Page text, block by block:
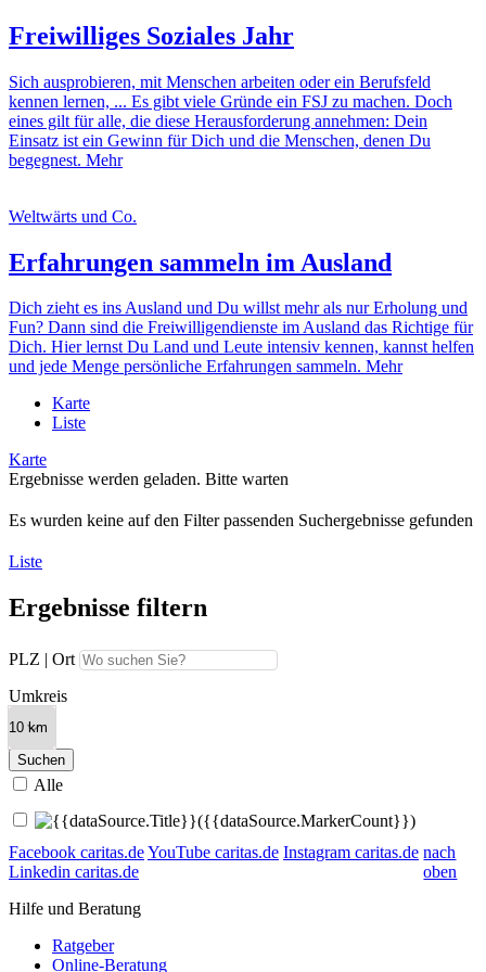
Freiwilliges Soziales Jahr
Sich ausprobieren, mit Menschen arbeiten oder ein Berufsfeld
kennen lernen, ... Es gibt viele Gründe ein FSJ zu machen. Doch
eines gilt für alle, die diese Herausforderung annehmen: Dein
Einsatz ist ein Gewinn für Dich und die Menschen, denen Du
begegnest. Mehr
Weltwärts und Co.
Erfahrungen sammeln im Ausland
Dich zieht es ins Ausland und Du willst mehr als nur Erholung und
Fun? Dann sind die Freiwilligendienste im Ausland das Richtige für
Dich. Hier lernst Du Land und Leute intensiv kennen, kannst helfen
und jede Menge persönliche Erfahrungen sammeln. Mehr
Karte
Liste
Karte
Ergebnisse werden geladen. Bitte warten
Es wurden keine auf den Filter passenden Suchergebnisse gefunden
Liste
Es wurden keine auf den Filter passenden Suchergebnisse gefunden
In Karte anzeigen
Ergebnisse filtern
PLZ | Ort
Umkreis
Suchen
Alle
{{dataSource.Title}}({{dataSource.MarkerCount}})
Facebook caritas.deYouTube caritas.de Instagram caritas.de
Linkedin caritas.de
nach
oben
Hilfe und Beratung
Ratgeber
Online-Beratung